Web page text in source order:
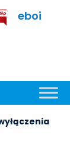
eboi